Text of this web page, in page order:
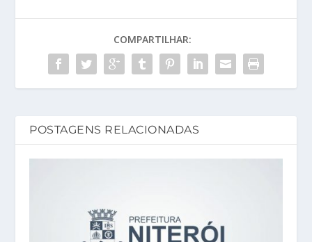
COMPARTILHAR:
POSTAGENS RELACIONADAS